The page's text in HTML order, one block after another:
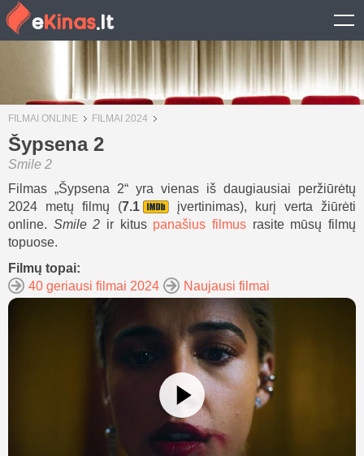
FILMAI ONLINE FILMAI 2024
Šypsena 2
Smile 2
Filmas „Šypsena 2“ yra vienas iš daugiausiai peržiūrėtų
2024 metų filmų (7.1
įvertinimas), kurį verta žiūrėti
online. Smile 2 ir kitus panašius filmus rasite mūsų filmų
topuose.
Filmų topai:
40 geriausi filmai 2024
Naujausi filmai